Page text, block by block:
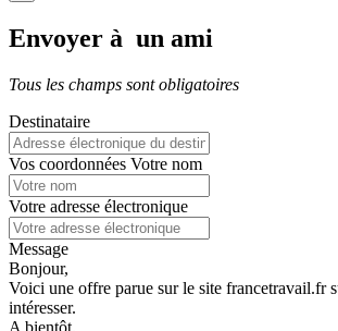
Envoyer à un ami
Tous les champs sont obligatoires
Destinataire
Vos coordonnées Votre nom
Votre adresse électronique
Message
Bonjour,
Voici une offre parue sur le site francetravail.fr
intéresser.
A bientôt.